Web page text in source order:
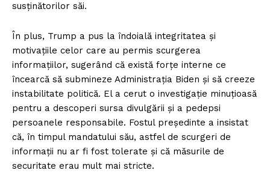
susținătorilor săi.
În plus, Trump a pus la îndoială integritatea și
motivațiile celor care au permis scurgerea
informațiilor, sugerând că există forțe interne ce
încearcă să submineze Administrația Biden și să creeze
instabilitate politică. El a cerut o investigație minuțioasă
pentru a descoperi sursa divulgării și a pedepsi
persoanele responsabile. Fostul președinte a insistat
că, în timpul mandatului său, astfel de scurgeri de
informații nu ar fi fost tolerate și că măsurile de
securitate erau mult mai stricte.